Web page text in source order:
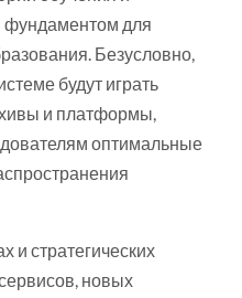
фундаментом для
Безусловно,
будут играть
и платформы,
оптимальные
и стратегических
новых